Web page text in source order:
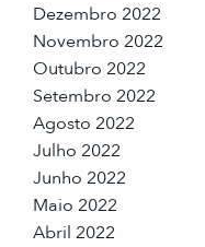
Dezembro 2022
Novembro 2022
Outubro 2022
Setembro 2022
Agosto 2022
Julho 2022
Junho 2022
Maio 2022
Abril 2022